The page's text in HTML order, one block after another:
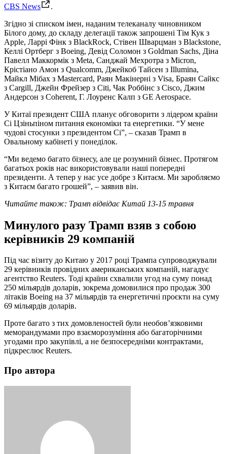
CBS News
.
Згідно зі списком імен, наданим телеканалу чиновником
Білого дому, до складу делегації також запрошені Тім Кук з
Apple, Ларрі Фінк з BlackRock, Стівен Шварцман з Blackstone,
Келлі Ортберг з Boeing, Девід Соломон з Goldman Sachs, Діна
Павелл Маккормік з Meta, Санджай Мехротра з Micron,
Крістіано Амон з Qualcomm, Джейкоб Тайсен з Illumina,
Майкл Мібах з Mastercard, Раян Макінерні з Visa, Браян Сайкс
з Cargill, Джейн Фрейзер з Citi, Чак Роббінс з Cisco, Джим
Андерсон з Coherent, Г. Лоуренс Калп з GE Aerospace.
У Китаї президент США планує обговорити з лідером країни
Сі Цзіньпіном питання економіки та енергетики. “У мене
чудові стосунки з президентом Сі”, – сказав Трамп в
Овальному кабінеті у понеділок.
“Ми ведемо багато бізнесу, але це розумний бізнес. Протягом
багатьох років нас використовували наші попередні
президенти. А тепер у нас усе добре з Китаєм. Ми заробляємо
з Китаєм багато грошей”, – заявив він.
Читайте також: Трамп відвідає Китай 13-15 травня
Минулого разу Трамп взяв з собою
керівників 29 компаній
Під час візиту до Китаю у 2017 році Трампа супроводжували
29 керівників провідних американських компаній, нагадує
агентство Reuters. Тоді країни схвалили угод на суму понад
250 мільярдів доларів, зокрема домовилися про продаж 300
літаків Boeing на 37 мільярдів та енергетичні проєкти на суму
69 мільярдів доларів.
Проте багато з тих домовленостей були необов’язковими
меморандумами про взаєморозуміння або багаторічними
угодами про закупівлі, а не безпосередніми контрактами,
підкреслює Reuters.
Про автора